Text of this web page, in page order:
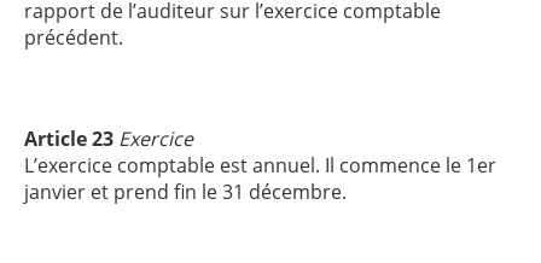
rapport de l’auditeur sur l’exercice comptable
précédent.
Article 23 Exercice
L’exercice comptable est annuel. Il commence le 1er
janvier et prend fin le 31 décembre.